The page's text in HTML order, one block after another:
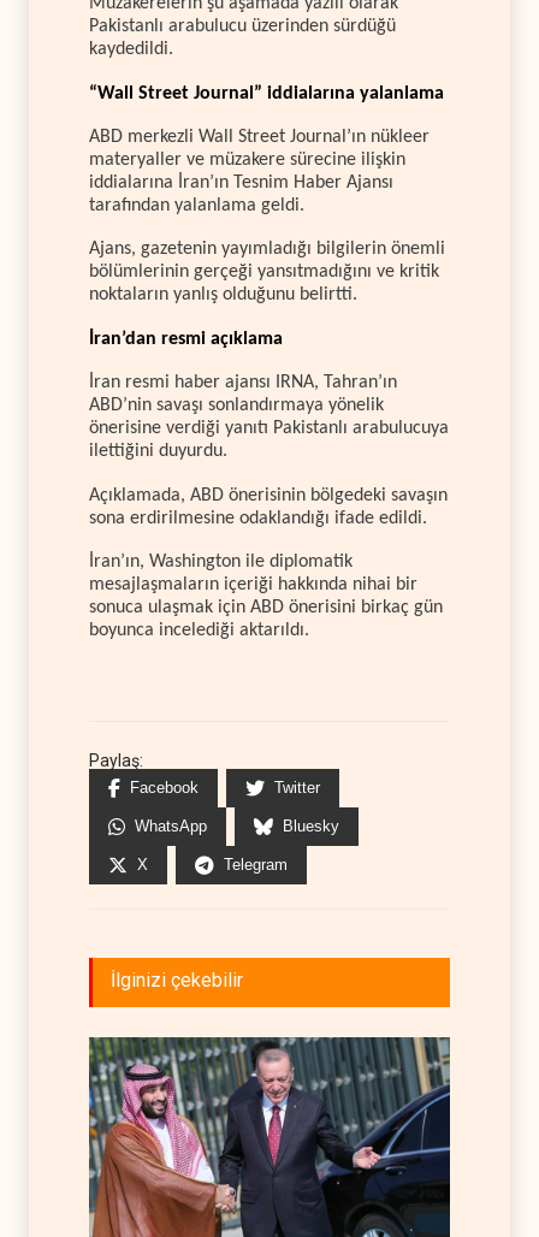
Müzakerelerin şu aşamada yazılı olarak
Pakistanlı arabulucu üzerinden sürdüğü
kaydedildi.
“Wall Street Journal” iddialarına yalanlama
ABD merkezli Wall Street Journal’ın nükleer
materyaller ve müzakere sürecine ilişkin
iddialarına İran’ın Tesnim Haber Ajansı
tarafından yalanlama geldi.
Ajans, gazetenin yayımladığı bilgilerin önemli
bölümlerinin gerçeği yansıtmadığını ve kritik
noktaların yanlış olduğunu belirtti.
İran’dan resmi açıklama
İran resmi haber ajansı IRNA, Tahran’ın
ABD’nin savaşı sonlandırmaya yönelik
önerisine verdiği yanıtı Pakistanlı arabulucuya
ilettiğini duyurdu.
Açıklamada, ABD önerisinin bölgedeki savaşın
sona erdirilmesine odaklandığı ifade edildi.
İran’ın, Washington ile diplomatik
mesajlaşmaların içeriği hakkında nihai bir
sonuca ulaşmak için ABD önerisini birkaç gün
boyunca incelediği aktarıldı.
Paylaş:
Facebook Twitter
WhatsApp Bluesky
X Telegram
İlginizi çekebilir